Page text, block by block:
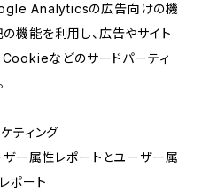
Analyticsの広告向けの機
の機能を利用し、広告やサイト
などのサードパーティ
ティング
ー属性レポートとユーザー属
ポート